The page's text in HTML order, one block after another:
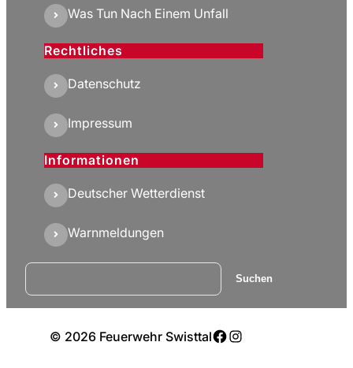
Was Tun Nach Einem Unfall
Rechtliches
Datenschutz
Impressum
Informationen
Deutscher Wetterdienst
Warnmeldungen
Suchen Suchen
© 2026 Feuerwehr SwisttalFacebook
Instagram